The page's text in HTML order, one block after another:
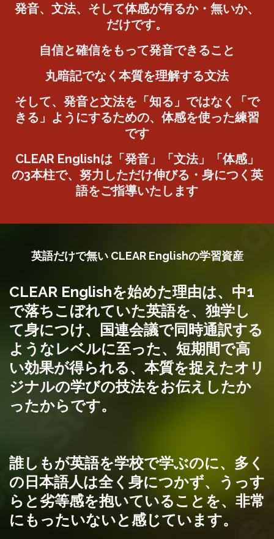
発音、文法、そして体感が有るか・無いか、
だけです。
自信と確信をもって発音できること
丸暗記でなく本質を理解する文法
そして、発音と文法を「知る」ではなく「で
きる」ようにするための、体感を使った練習
です
CLEAR Englishは「発音」「文法」「体感」
の3本柱で、努力しただけ伸びる・身につく英
語をご指導いたします
英語だけで無い CLEAR Englishの学習資産
CLEAR Englishを始めた理由は、中1
で落ちこぼれていた英語を、独学し
て身につけ、国連会議で同時通訳する
ようなレベルに至った、短期間で高
い効果が得られる、本質を捉えたオリ
ジナルの学びの技法をお伝えしたか
ったからです。
誰しもが英語を学校で学ぶのに、多く
の日本語人は全く身につかず、うっす
らと劣等感を抱いていることを、非常
にもったいないと感じています。